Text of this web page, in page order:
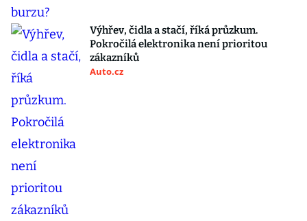
Výhřev, čidla a stačí, říká průzkum.
Pokročilá elektronika není prioritou
zákazníků
Auto.cz